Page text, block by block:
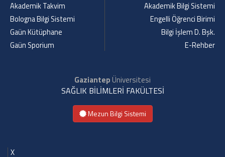
Akademik Takvim
Bologna Bilgi Sistemi
Gaün Kütüphane
Gaün Sporium
Akademik Bilgi Sistemi
Engelli Öğrenci Birimi
Bilgi İşlem D. Bşk.
E-Rehber
GaziantepÜniversitesi
SAĞLIK BİLİMLERİ FAKÜLTESİ
Mezun Bilgi Sistemi
X